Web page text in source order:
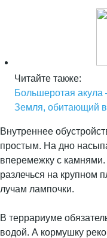
Читайте также:
Большеротая
Земля, обитающий в
Внутреннее
простым. На дно
вперемежку с
разлечься на крупном
лучам лампочки.
В террариуме
водой. А кормушку